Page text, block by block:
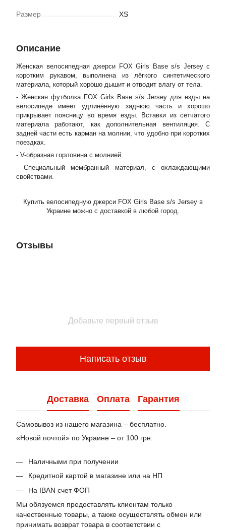
Размер XS
Описание
Женская велосипедная джерси FOX Girls Base s/s Jersey с
коротким рукавом, выполнена из лёгкого синтетического
материала, который хорошо дышит и отводит влагу от тела.
- Женская футболка FOX Girls Base s/s Jersey для езды на
велосипеде имеет удлинённую заднюю часть и хорошо
прикрывает поясницу во время езды. Вставки из сетчатого
материала работают, как дополнительная вентиляция. С
задней части есть карман на молнии, что удобно при коротких
поездках.
- V-образная горловина с молнией.
- Специальный мембранный материал, с охлаждающими
свойствами.
Купить велосипедную джерси FOX Girls Base s/s Jersey в
Украине можно с доставкой в любой город.
Отзывы
Добавьте первый отзыв
Написать отзыв
Доставка Оплата Гарантия
Самовывоз из нашего магазина – бесплатно.
«Новой почтой» по Украине – от 100 грн.
Наличными при получении
Кредитной картой в магазине или на НП
На IBAN счет ФОП
Мы обязуемся предоставлять клиентам только
качественные товары, а также осуществлять обмен или
принимать возврат товара в соответствии с